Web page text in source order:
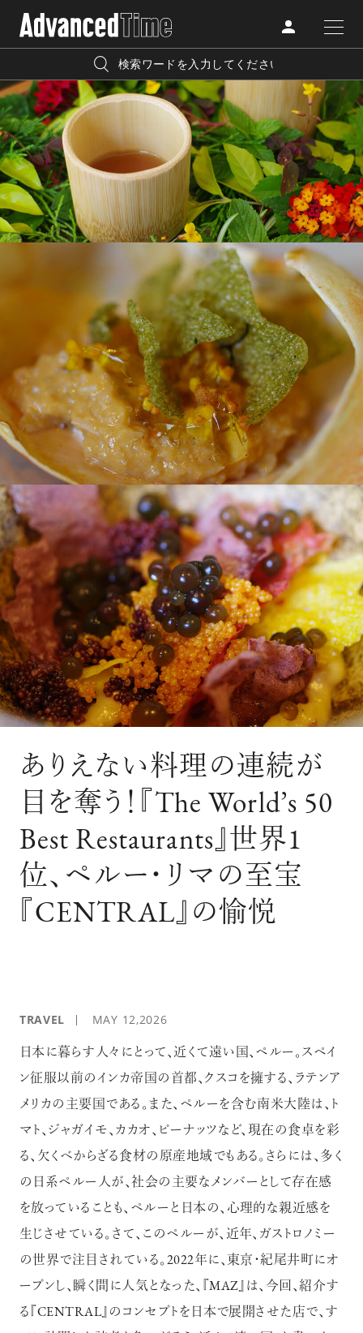
CATEGORY
FASHION
BEAUTY
TRAVEL
LIFESTYLE
FOLLOW US
AdvancedClub
『AdvancedTime』は、自由でしなやかに生きるハイエンド
な大人達におくる、スペシャルイシュー満載のメディア。
高感度なファッション、カルチャーに溺愛、未知の幅広い
教養を求め、今までの人生で積んだ経験、知見を余裕をも
って楽しみながら、進化するソーシャルに寄り添いたい。
何かに縛られていた時間から解き放たれつつある世代の
ライフスタイルを豊かに彩る『AdvancedTime』が発信する
情報をさらに充実し、より速やかに、活用できる
「AdvancedClub」会員組織を設けました。
「AdvancedClub」会員に登録すると、プレゼント応募情報
の一覧、プレミアムな会員限定イベント、ブランドのエクス
クルーシブアイテムの紹介など、特別なコンテンツ情報を
メールマガジンでお届け致します。更に『AdvancedTime』
のタブロイドマガジンのご案内もあり、送付手数料のみを
ご負担いただくことでお手元で『AdvancedTime』をお楽し
みいただけます。
登録は無料です。
一緒に『AdvancedTime』を楽しみましょう！
会員登録をする
人気の検索キーワード
プレゼント
リゾート インテリア
美白 アイメイク
ありえない料理の連続が
目を奪う！『The World’s 50
Best Restaurants』世界1
位、ペルー・リマの至宝
『CENTRAL』の愉悦
TRAVEL MAY 12,2026
日本に暮らす人々にとって、近くて遠い国、ペルー。スペイ
ン征服以前のインカ帝国の首都、クスコを擁する、ラテンア
メリカの主要国である。また、ペルーを含む南米大陸は、ト
マト、ジャガイモ、カカオ、ピーナッツなど、現在の食卓を彩
る、欠くべからざる食材の原産地域でもある。さらには、多く
の日系ペルー人が、社会の主要なメンバーとして存在感
を放っていることも、ペルーと日本の、心理的な親近感を
生じさせている。さて、このペルーが、近年、ガストロノミー
の世界で注目されている。2022年に、東京・紀尾井町にオ
ープンし、瞬く間に人気となった、『MAZ』は、今回、紹介す
る『CENTRAL』のコンセプトを日本で展開させた店で、す